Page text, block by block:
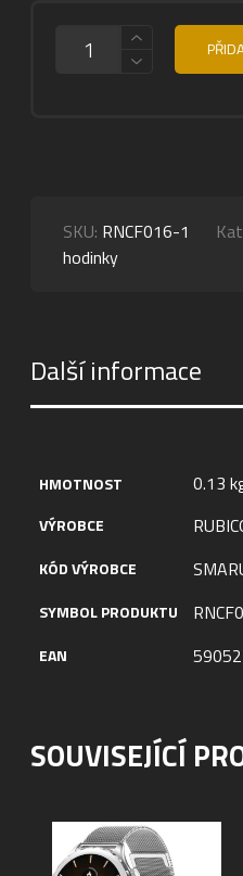
SKU: RNCF016-1
hodinky
Další informace
HMOTNOST 0.13
VÝROBCE
KÓD VÝROBCE
SYMBOL PRODUKTU
EAN
SOUVISEJÍCÍ